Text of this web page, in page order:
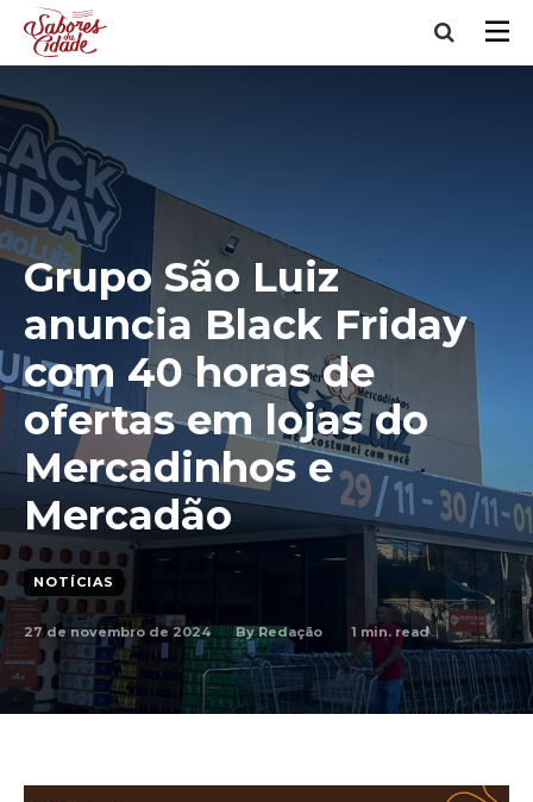
Grupo São Luiz
anuncia Black Friday
com 40 horas de
ofertas em lojas do
Mercadinhos e
Mercadão
NOTÍCIAS
27 de novembro de 2024 By Redação 1 min. read